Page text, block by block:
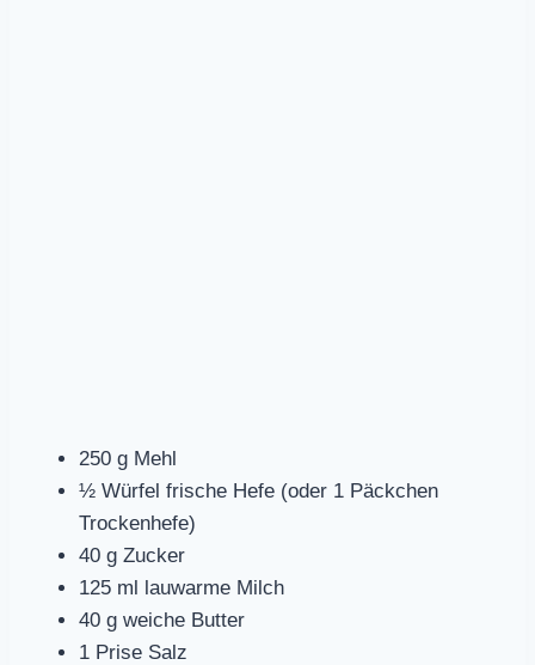
250 g Mehl
½ Würfel frische Hefe (oder 1 Päckchen
Trockenhefe)
40 g Zucker
125 ml lauwarme Milch
40 g weiche Butter
1 Prise Salz